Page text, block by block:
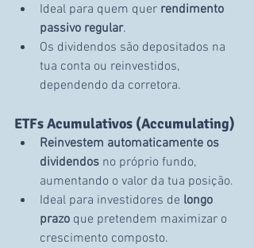
Ideal para quem quer rendimento
passivo regular.
Os dividendos são depositados na
tua conta ou reinvestidos,
dependendo da corretora.
ETFs Acumulativos (Accumulating)
Reinvestem automaticamente os
dividendos no próprio fundo,
aumentando o valor da tua posição.
Ideal para investidores de longo
prazo que pretendem maximizar o
crescimento composto.